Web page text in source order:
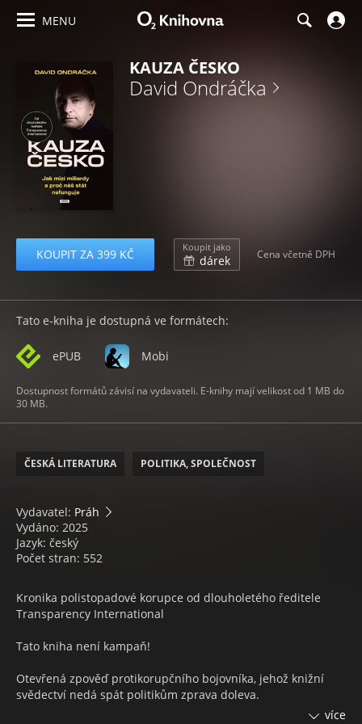
MENU
KAUZA ČESKO
David Ondráčka
KOUPIT ZA 399 KČ Koupit jako
dárek Cena včetně DPH
Tato e-kniha je dostupná ve formátech:
ePUB Mobi
Dostupnost formátů závisí na vydavateli. E-knihy mají velikost od 1 MB do
30 MB.
ČESKÁ LITERATURA POLITIKA, SPOLEČNOST
Vydavatel: Práh
Vydáno: 2025
Jazyk: český
Počet stran: 552
Kronika polistopadové korupce od dlouholetého ředitele
Transparency International
Tato kniha není kampaň!
Otevřená zpověď protikorupčního bojovníka, jehož knižní
svědectví nedá spát politikům zprava doleva.
více